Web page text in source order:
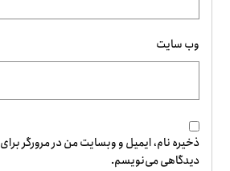
وب‌ سایت
ذخیره نام، ایمیل و وبسایت من در مرورگر برای
دیدگاهی می‌نویسم.